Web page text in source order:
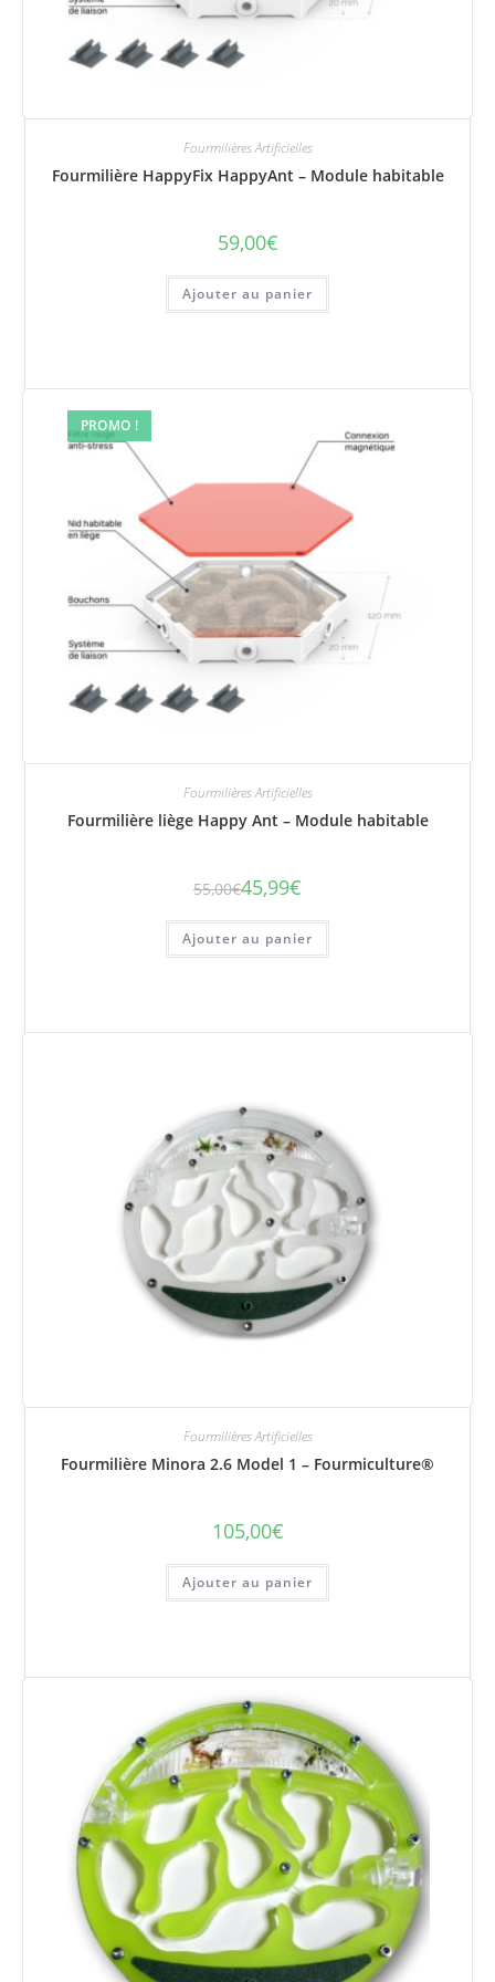
Fourmilières Artificielles
Fourmilière HappyFix HappyAnt – Module habitable
59,00€
Ajouter au panier
PROMO !
Fourmilières Artificielles
Fourmilière liège Happy Ant – Module habitable
55,00€ Le
initial
était :
55,00€.
45,99€
Le
actuel
est :
45,99€.
Ajouter au panier
Fourmilières Artificielles
Fourmilière Minora 2.6 Model 1 – Fourmiculture®
105,00€
Ajouter au panier